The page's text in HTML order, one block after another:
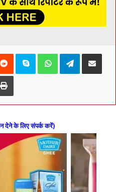
Reddit Skype WhatsAppTelegramShare via
Print
देने के लिए संपर्क करें)